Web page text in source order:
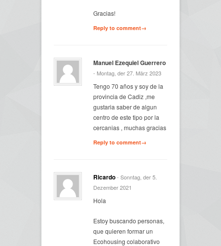
Gracias!
Reply to comment→
Manuel Ezequiel Guerrero
- Montag, der 27. März 2023
Tengo 70 años y soy de la
provincia de Cadiz ,me
gustaria saber de algun
centro de este tipo por la
cercanias , muchas gracias
Reply to comment→
Ricardo- Sonntag, der 5.
Dezember 2021
Hola
Estoy buscando personas,
que quieren formar un
Ecohousing colaborativo